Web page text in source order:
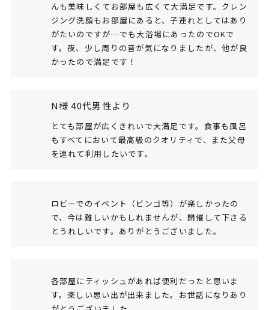
んも美味しくてお部屋も広くて大満足です。クレン
ジング洗顔もお部屋にあると、子連れとしてはあり
がたいのですが…でも大浴場にあったのでOKで
す。夜、少し周りの音が気になりましたが、他が良
かったので満足です！
N様 40代男性より
とても部屋が広くきれいで大満足です。食事も風呂
もすべてにおいて最高級のクオリティで、また父母
を連れて利用したいです。
ロビーでのイベント（ビンゴ等）が楽しかったの
で、今は難しいかもしれませんが、開催して下さる
とうれしいです。ありがとうございました。
各部屋にティッシュがあれば便利だったと思いま
す。楽しい思い出が出来ました。お世話になりあり